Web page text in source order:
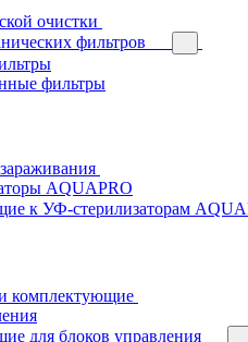
очистки
фильтров
фильтры
AQUAPRO
к УФ-стерилизаторам
комплектующие
для блоков управления